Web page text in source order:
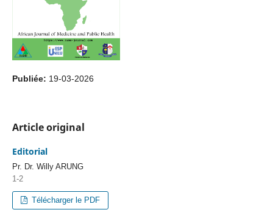
Publiée: 19-03-2026
Article original
Editorial
Pr. Dr. Willy ARUNG
1-2
Télécharger le PDF